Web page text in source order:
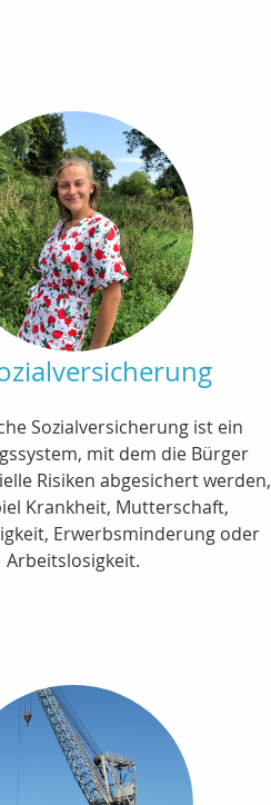
Sozialversicherung ist ein
mit dem die Bürger
Risiken abgesichert werden,
Krankheit, Mutterschaft,
Erwerbsminderung oder
Arbeitslosigkeit.